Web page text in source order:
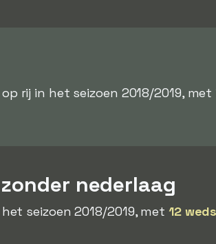
rij in het seizoen 2018/2019,
nederlaag
seizoen 2018/2019, met 12